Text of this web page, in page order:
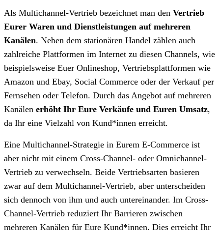
Als Multichannel-Vertrieb bezeichnet man den Vertrieb
Eurer Waren und Dienstleistungen auf mehreren
Kanälen. Neben dem stationären Handel zählen auch
zahlreiche Plattformen im Internet zu diesen Channels, wie
beispielsweise Euer Onlineshop, Vertriebsplattformen wie
Amazon und Ebay, Social Commerce oder der Verkauf per
Fernsehen oder Telefon. Durch das Angebot auf mehreren
Kanälen erhöht Ihr Eure Verkäufe und Euren Umsatz,
da Ihr eine Vielzahl von Kund*innen erreicht.
Eine Multichannel-Strategie in Eurem E-Commerce ist
aber nicht mit einem Cross-Channel- oder Omnichannel-
Vertrieb zu verwechseln. Beide Vertriebsarten basieren
zwar auf dem Multichannel-Vertrieb, aber unterscheiden
sich dennoch von ihm und auch untereinander. Im Cross-
Channel-Vertrieb reduziert Ihr Barrieren zwischen
mehreren Kanälen für Eure Kund*innen. Dies erreicht Ihr